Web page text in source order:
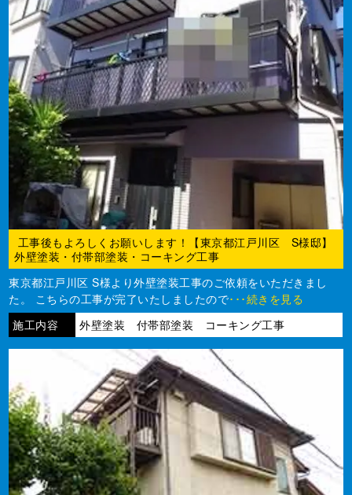
工事後もよろしくお願いします！【東京都江戸川区 S様邸】
外壁塗装・付帯部塗装・コーキング工事
東京都江戸川区 S様より外壁塗装工事のご依頼をいただきまし
た。 こちらの工事が完了いたしましたので･･･続きを見る
施工内容
外壁塗装 付帯部塗装 コーキング工事